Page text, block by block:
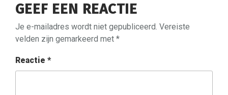
GEEF EEN REACTIE
Je e-mailadres wordt niet gepubliceerd. Vereiste
velden zijn gemarkeerd met *
Reactie *